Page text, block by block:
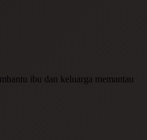
ibu dan keluarga memantau